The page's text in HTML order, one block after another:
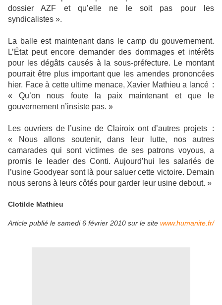
dossier AZF et qu’elle ne le soit pas pour les
syndicalistes ».
La balle est maintenant dans le camp du gouvernement.
L’État peut encore demander des dommages et intérêts
pour les dégâts causés à la sous-préfecture. Le montant
pourrait être plus important que les amendes prononcées
hier. Face à cette ultime menace, Xavier Mathieu a lancé :
« Qu’on nous foute la paix maintenant et que le
gouvernement n’insiste pas. »
Les ouvriers de l’usine de Clairoix ont d’autres projets :
« Nous allons soutenir, dans leur lutte, nos autres
camarades qui sont victimes de ses patrons voyous, a
promis le leader des Conti. Aujourd’hui les salariés de
l’usine Goodyear sont là pour saluer cette victoire. Demain
nous serons à leurs côtés pour garder leur usine debout. »
Clotilde Mathieu
Article publié le samedi 6 février 2010 sur le site www.humanite.fr/